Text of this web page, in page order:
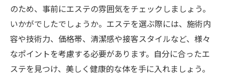
のため、事前にエステの雰囲気をチェックしましょう。
いかがでしたでしょうか。エステを選ぶ際には、施術内
容や技術力、価格帯、清潔感や接客スタイルなど、様々
なポイントを考慮する必要があります。自分に合ったエ
ステを見つけ、美しく健康的な体を手に入れましょう。